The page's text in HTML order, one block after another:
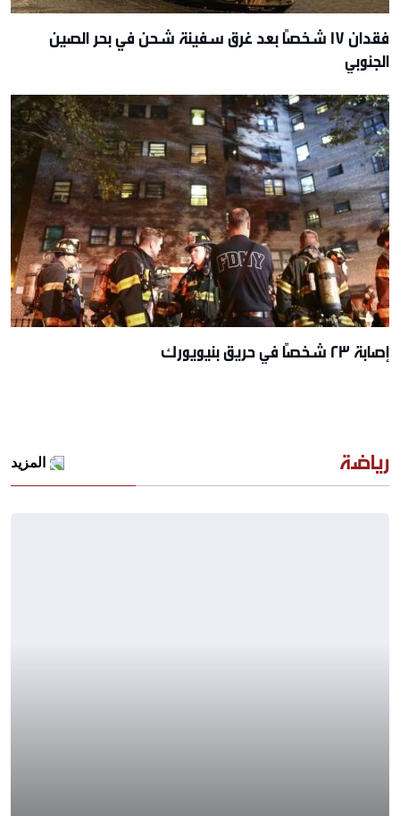
فقدان 17 شخصًا بعد غرق سفينة شحن في بحر الصين
الجنوبي
إصابة 23 شخصًا في حريق بنيويورك
رياضة المزيد